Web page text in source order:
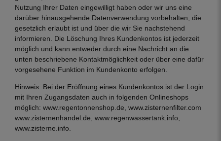
Nutzung Ihrer Daten eingewilligt haben oder wir uns eine
darüber hinausgehende Datenverwendung vorbehalten, die
gesetzlich erlaubt ist und über die wir Sie nachstehend
informieren. Die Löschung Ihres Kundenkontos ist jederzeit
möglich und kann entweder durch eine Nachricht an die
unten beschriebene Kontaktmöglichkeit oder über eine dafür
vorgesehene Funktion im Kundenkonto erfolgen.
Hinweis: Bei der Eröffnung eines Kundenkontos ist der Login
mit Ihren Zugangsdaten auch in folgenden Onlineshops
möglich: www.regentonnenshop.de, www.zisternenfilter.com
www.zisternenhandel.de, www.regenwassertank.info,
www.zisterne.info.